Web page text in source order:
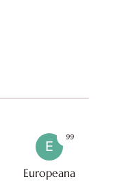
E
Europeana
99